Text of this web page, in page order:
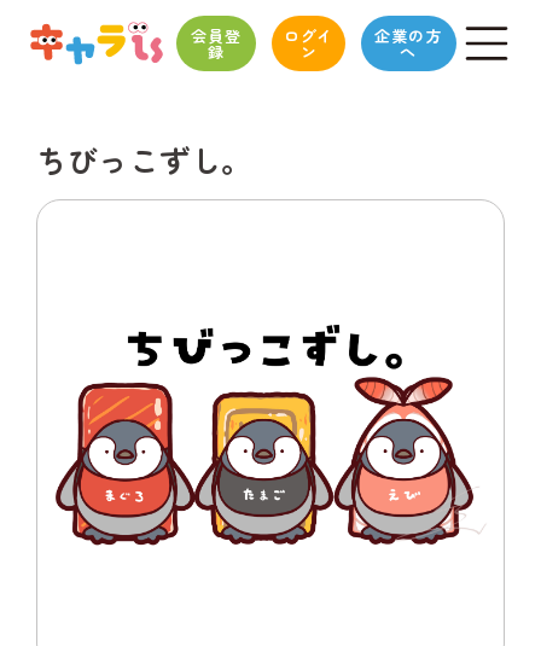
会員登
録
ログイ
ン
企業の方
へ
ちびっこずし。